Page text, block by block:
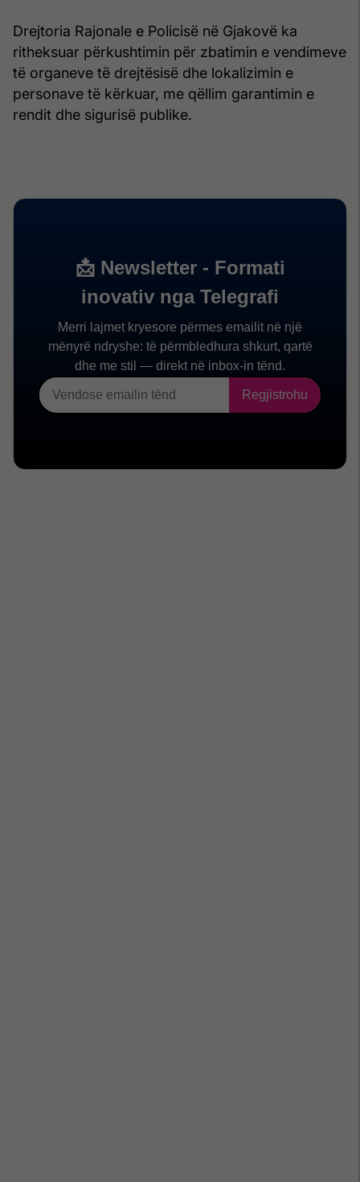
Drejtoria Rajonale e Policisë në Gjakovë ka
ritheksuar përkushtimin për zbatimin e vendimeve
të organeve të drejtësisë dhe lokalizimin e
personave të kërkuar, me qëllim garantimin e
rendit dhe sigurisë publike.